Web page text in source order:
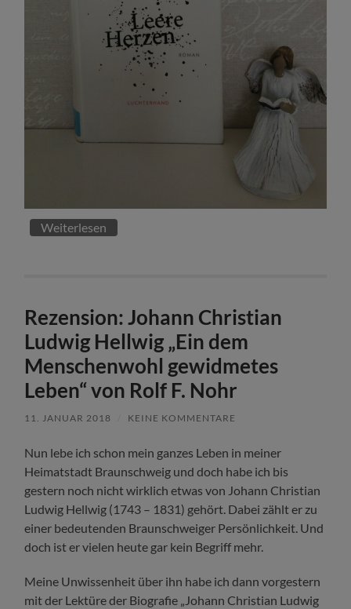
Weiterlesen
Rezension: Johann Christian
Ludwig Hellwig „Ein dem
Menschenwohl gewidmetes
Leben“ von Rolf F. Nohr
11. JANUAR 2018 KEINE KOMMENTARE
Nun lebe ich schon mein ganzes Leben in meiner
Heimatstadt Braunschweig und doch habe ich bis
gestern noch nicht wirklich etwas von Johann Christian
Ludwig Hellwig (1743 – 1831) gehört. Dabei zählt er zu
einer bedeutenden Braunschweiger Persönlichkeit. Und
doch ist er vielen heute gar kein Begriff mehr.
Meine Unwissenheit über ihn habe ich dann vorgestern
mit der Lektüre der Biografie „Johann Christian Ludwig